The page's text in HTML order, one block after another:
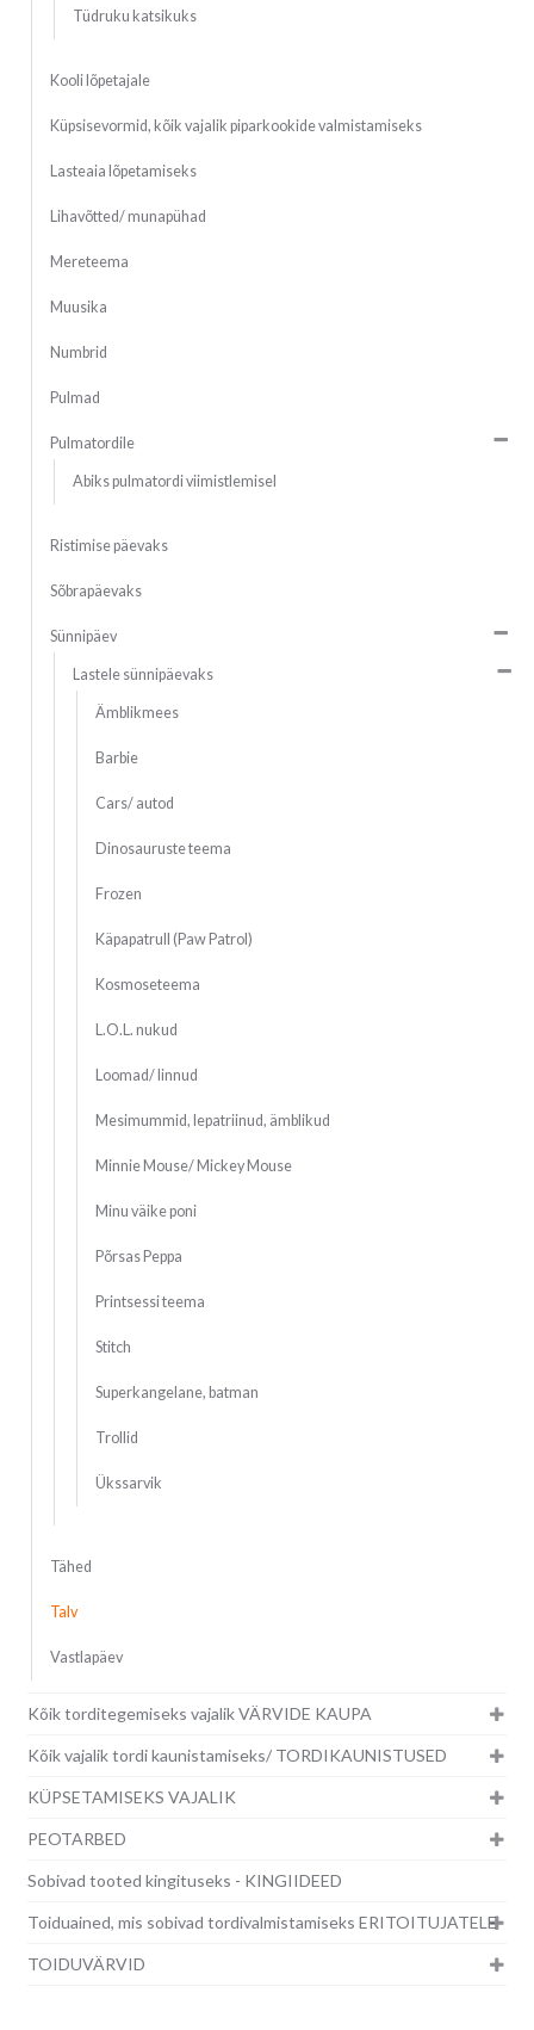
Tüdruku katsikuks
Kooli lõpetajale
Küpsisevormid, kõik vajalik piparkookide valmistamiseks
Lasteaia lõpetamiseks
Lihavõtted/ munapühad
Mereteema
Muusika
Numbrid
Pulmad
Pulmatordile
Abiks pulmatordi viimistlemisel
Ristimise päevaks
Sõbrapäevaks
Sünnipäev
Lastele sünnipäevaks
Ämblikmees
Barbie
Cars/ autod
Dinosauruste teema
Frozen
Käpapatrull (Paw Patrol)
Kosmoseteema
L.O.L. nukud
Loomad/ linnud
Mesimummid, lepatriinud, ämblikud
Minnie Mouse/ Mickey Mouse
Minu väike poni
Põrsas Peppa
Printsessi teema
Stitch
Superkangelane, batman
Trollid
Ükssarvik
Tähed
Talv
Vastlapäev
Kõik torditegemiseks vajalik VÄRVIDE KAUPA
Kõik vajalik tordi kaunistamiseks/ TORDIKAUNISTUSED
KÜPSETAMISEKS VAJALIK
PEOTARBED
Sobivad tooted kingituseks - KINGIIDEED
Toiduained, mis sobivad tordivalmistamiseks ERITOITUJATELE
TOIDUVÄRVID